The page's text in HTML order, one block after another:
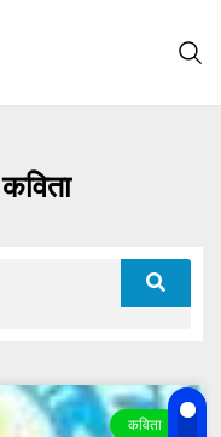
कविता